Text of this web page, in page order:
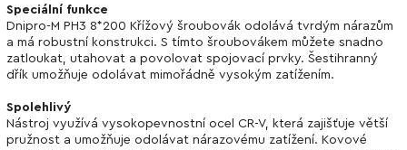
Speciální funkce
Dnipro-M PH3 8*200 Křížový šroubovák odolává tvrdým nárazům
a má robustní konstrukci. S tímto šroubovákem můžete snadno
zatloukat, utahovat a povolovat spojovací prvky. Šestihranný
dřík umožňuje odolávat mimořádně vysokým zatížením.
Spolehlivý
Nástroj využívá vysokopevnostní ocel CR-V, která zajišťuje větší
pružnost a umožňuje odolávat nárazovému zatížení. Kovové